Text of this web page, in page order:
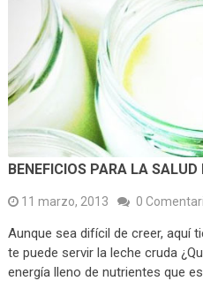
BENEFICIOS PARA LA
11 marzo, 2013 0
Aunque sea difícil de creer, aquí
te puede servir la leche cruda
energía lleno de nutrientes que